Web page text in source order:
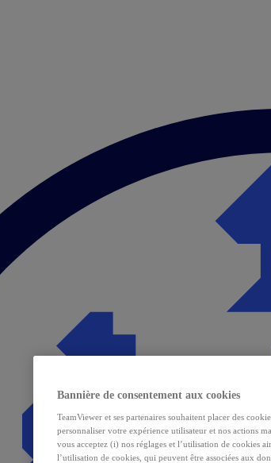
Bannière de consentement aux cookies
TeamViewer et ses partenaires souhaitent placer des
personnaliser votre expérience utilisateur et nos actions
vous acceptez (i) nos réglages et l’utilisation de cookies
l’utilisation de cookies, qui peuvent être associées aux